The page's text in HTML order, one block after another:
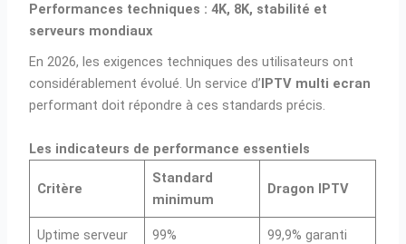
Performances techniques : 4K, 8K, stabilité et
serveurs mondiaux
En 2026, les exigences techniques des utilisateurs ont
considérablement évolué. Un service d’ IPTV multi ecran
performant doit répondre à ces standards précis.
Les indicateurs de performance essentiels
Critère
Standard
minimum
Dragon IPTV
Uptime serveur 99% 99,9% garanti